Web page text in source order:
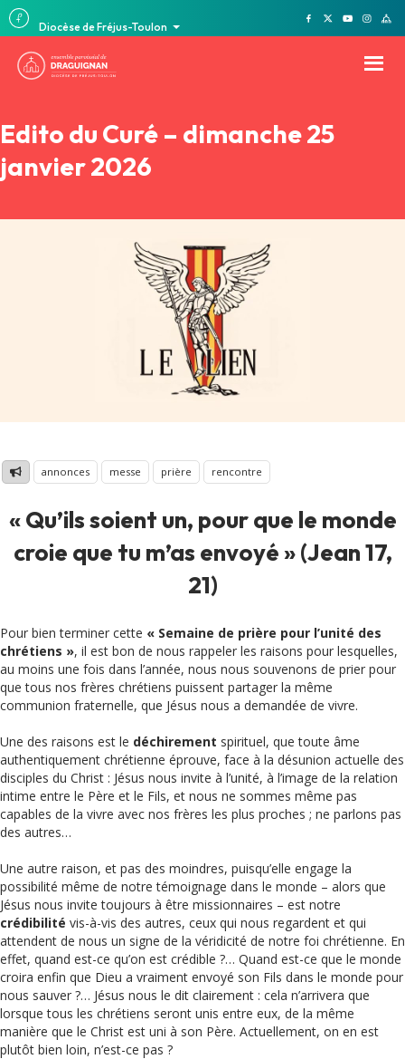
Diocèse de Fréjus-Toulon
Edito du Curé – dimanche 25
janvier 2026
annonces messe prière rencontre
« Qu’ils soient un, pour que le monde
croie que tu m’as envoyé » (Jean 17,
21)
Pour bien terminer cette « Semaine de prière pour l’unité des
chrétiens », il est bon de nous rappeler les raisons pour lesquelles,
au moins une fois dans l’année, nous nous souvenons de prier pour
que tous nos frères chrétiens puissent partager la même
communion fraternelle, que Jésus nous a demandée de vivre.
Une des raisons est le déchirement spirituel, que toute âme
authentiquement chrétienne éprouve, face à la désunion actuelle des
disciples du Christ : Jésus nous invite à l’unité, à l’image de la relation
intime entre le Père et le Fils, et nous ne sommes même pas
capables de la vivre avec nos frères les plus proches ; ne parlons pas
des autres…
Une autre raison, et pas des moindres, puisqu’elle engage la
possibilité même de notre témoignage dans le monde – alors que
Jésus nous invite toujours à être missionnaires – est notre
crédibilité vis-à-vis des autres, ceux qui nous regardent et qui
attendent de nous un signe de la véridicité de notre foi chrétienne. En
effet, quand est-ce qu’on est crédible ?… Quand est-ce que le monde
croira enfin que Dieu a vraiment envoyé son Fils dans le monde pour
nous sauver ?… Jésus nous le dit clairement : cela n’arrivera que
lorsque tous les chrétiens seront unis entre eux, de la même
manière que le Christ est uni à son Père. Actuellement, on en est
plutôt bien loin, n’est-ce pas ?